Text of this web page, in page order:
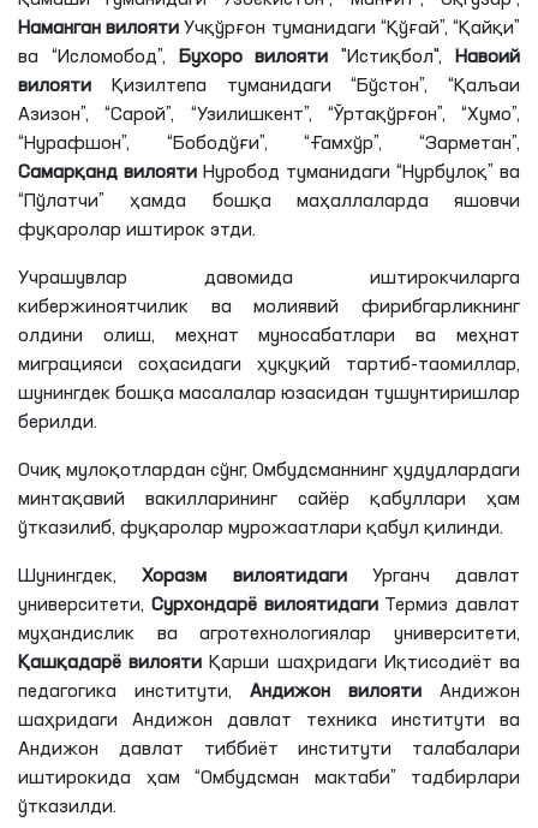
Наманган вилояти Учқўрғон туманидаги “Қўғай”, “Қайқи”
ва “Исломобод”,
Бухоро вилояти "Истиқбол",
Навоий
вилояти Қизилтепа туманидаги “Бўстон”, “Қалъаи
Азизон”, “Сарой”, “Узилишкент”, “Ўртақўрғон”, “Хумо”,
“Нурафшон”, “Бободўғи”, “Ғамхўр”, “Зарметан”,
Самарқанд вилояти Нуробод туманидаги “Нурбулоқ” ва
“Пўлатчи” ҳамда бошқа маҳаллаларда яшовчи
фуқаролар иштирок этди.
Учрашувлар давомида иштирокчиларга
кибержиноятчилик ва молиявий фирибгарликнинг
олдини олиш, меҳнат муносабатлари ва меҳнат
миграцияси соҳасидаги ҳуқуқий тартиб-таомиллар,
шунингдек бошқа масалалар юзасидан тушунтиришлар
берилди.
Очиқ мулоқотлардан сўнг, Омбудсманнинг ҳудудлардаги
минтақавий вакилларининг сайёр қабуллари ҳам
ўтказилиб, фуқаролар мурожаатлари қабул қилинди.
Шунингдек,Хоразм вилоятидагиУрганч давлат
университети, Сурхондарё вилоятидаги Термиз давлат
муҳандислик ва агротехнологиялар университети,
Қашқадарё вилояти Қарши шаҳридаги Иқтисодиёт ва
педагогика институти, Андижон вилояти Андижон
шаҳридаги Андижон давлат техника институти ва
Андижон давлат тиббиёт институти талабалари
иштирокида ҳам “Омбудсман мактаби” тадбирлари
ўтказилди.